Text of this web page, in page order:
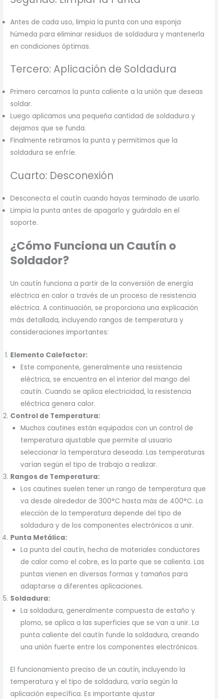
Antes de cada uso, limpia la punta con una esponja
húmeda para eliminar residuos de soldadura y mantenerla
en condiciones óptimas.
Tercero: Aplicación de Soldadura
Primero cercamos la punta caliente a la unión que deseas
soldar.
Luego aplicamos una pequeña cantidad de soldadura y
dejamos que se funda.
Finalmente retiramos la punta y permitimos que la
soldadura se enfríe.
Cuarto: Desconexión
Desconecta el cautín cuando hayas terminado de usarlo.
Limpia la punta antes de apagarlo y guárdalo en el
soporte.
¿Cómo Funciona un Cautín o
Soldador?
Un cautín funciona a partir de la conversión de energía
eléctrica en calor a través de un proceso de resistencia
eléctrica. A continuación, se proporciona una explicación
más detallada, incluyendo rangos de temperatura y
consideraciones importantes:
Elemento Calefactor:
Este componente, generalmente una resistencia
eléctrica, se encuentra en el interior del mango del
cautín. Cuando se aplica electricidad, la resistencia
eléctrica genera calor.
Control de Temperatura:
Muchos cautines están equipados con un control de
temperatura ajustable que permite al usuario
seleccionar la temperatura deseada. Las temperaturas
varían según el tipo de trabajo a realizar.
Rangos de Temperatura:
Los cautines suelen tener un rango de temperatura que
va desde alrededor de 300°C hasta más de 400°C. La
elección de la temperatura depende del tipo de
soldadura y de los componentes electrónicos a unir.
Punta Metálica:
La punta del cautín, hecha de materiales conductores
de calor como el cobre, es la parte que se calienta. Las
puntas vienen en diversas formas y tamaños para
adaptarse a diferentes aplicaciones.
Soldadura:
La soldadura, generalmente compuesta de estaño y
plomo, se aplica a las superficies que se van a unir. La
punta caliente del cautín funde la soldadura, creando
una unión fuerte entre los componentes electrónicos.
El funcionamiento preciso de un cautín, incluyendo la
temperatura y el tipo de soldadura, varía según la
aplicación específica. Es importante ajustar